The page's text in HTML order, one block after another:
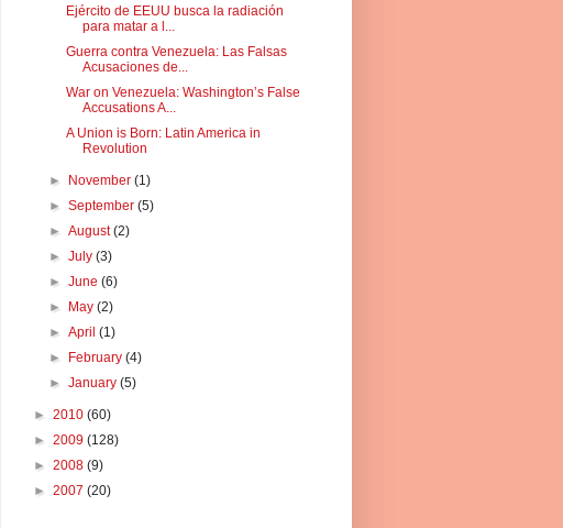
Ejército de EEUU busca la radiación
para matar a l...
Guerra contra Venezuela: Las Falsas
Acusaciones de...
War on Venezuela: Washington’s False
Accusations A...
A Union is Born: Latin America in
Revolution
► November(1)
►September(5)
►August(2)
►July(3)
►June(6)
►
May(2)
►April(1)
►
February(4)
►January(5)
► 2010 (60)
► 2009 (128)
► 2008 (9)
► 2007 (20)